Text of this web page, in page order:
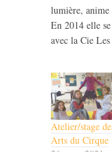
lumière, anime
En 2014 elle
avec la Cie
Atelier/stage
Arts du Cirque